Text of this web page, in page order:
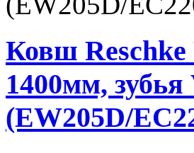
Ковш
1400мм,
(EW205D/